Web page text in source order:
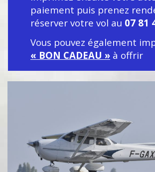
paiement puis prenez
réserver votre vol au 07 81
Vous pouvez également
« BON CADEAU » à offrir